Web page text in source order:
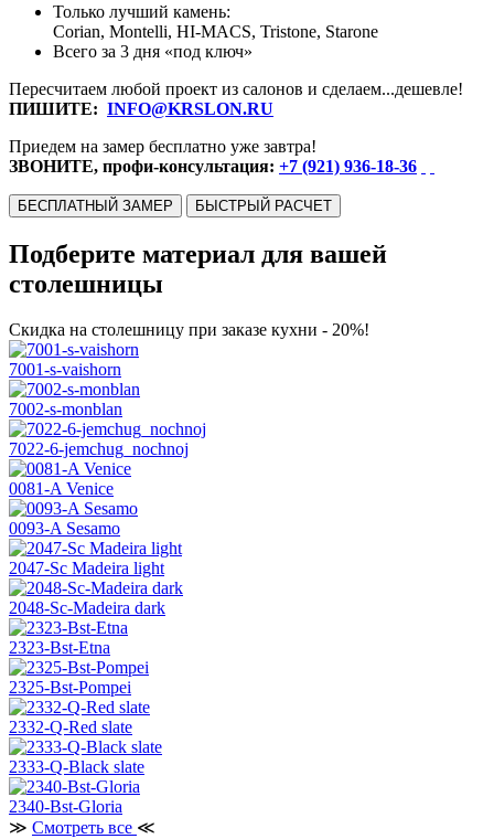
Только лучший камень:
Corian, Montelli, HI-MACS, Tristone, Starone
Всего за 3 дня «под ключ»
Пересчитаем любой проект из салонов и сделаем...дешевле!
ПИШИТЕ: INFO@KRSLON.RU
Приедем на замер бесплатно уже завтра!
ЗВОНИТЕ, профи-консультация: +7 (921) 936-18-36
БЕСПЛАТНЫЙ ЗАМЕР БЫСТРЫЙ РАСЧЕТ
Подберите материал для вашей
столешницы
Скидка на столешницу при заказе кухни - 20%!
7001-s-vaishorn
7002-s-monblan
7022-6-jemchug_nochnoj
0081-A Venice
0093-A Sesamo
2047-Sc Madeira light
2048-Sc-Madeira dark
2323-Bst-Etna
2325-Bst-Pompei
2332-Q-Red slate
2333-Q-Black slate
2340-Bst-Gloria
≫ Смотреть все ≪